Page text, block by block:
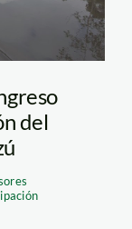
del